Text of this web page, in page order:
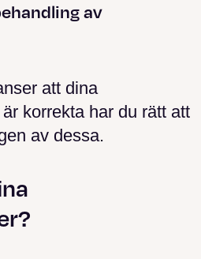
av
att dina
korrekta har du rätt att
av dessa.